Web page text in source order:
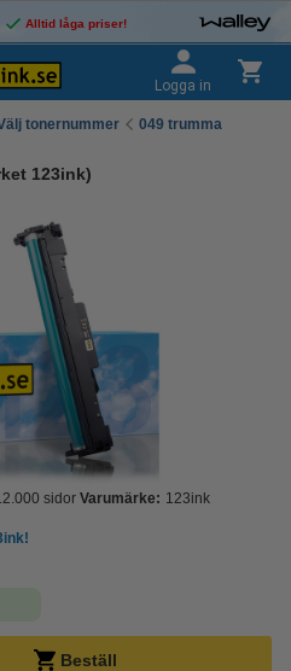
Alltid låga priser!
Logga in
tonernummer 049 trumma
123ink)
sidor Varumärke: 123ink
Beställ